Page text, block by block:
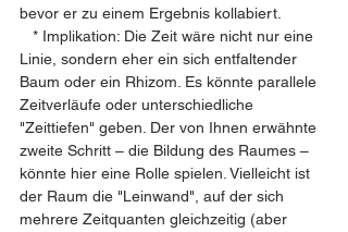
bevor er zu einem Ergebnis kollabiert.
* Implikation: Die Zeit wäre nicht nur eine
Linie, sondern eher ein sich entfaltender
Baum oder ein Rhizom. Es könnte parallele
Zeitverläufe oder unterschiedliche
"Zeittiefen" geben. Der von Ihnen erwähnte
zweite Schritt – die Bildung des Raumes –
könnte hier eine Rolle spielen. Vielleicht ist
der Raum die "Leinwand", auf der sich
mehrere Zeitquanten gleichzeitig (aber